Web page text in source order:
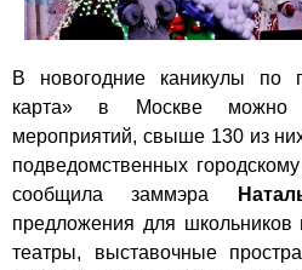
В новогодние каникулы по
карта» в Москве можно
мероприятий, свыше 130 из
подведомственных
сообщила заммэра
предложения для школьников
театры, выставочные